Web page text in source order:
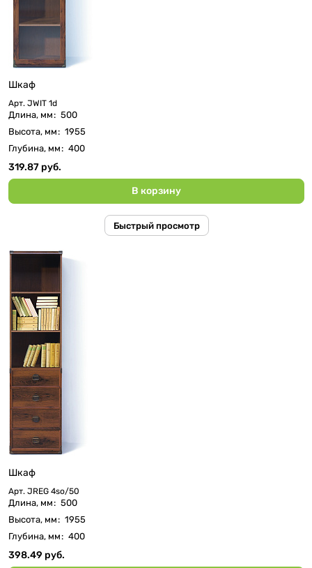
Шкаф
Арт. JWIT 1d
Длина, мм: 500
Высота, мм: 1955
Глубина, мм: 400
319.87 руб.
В корзину
Быстрый просмотр
Шкаф
Арт. JREG 4so/50
Длина, мм: 500
Высота, мм: 1955
Глубина, мм: 400
398.49 руб.